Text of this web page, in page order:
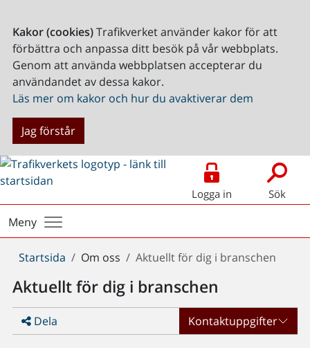
Kakor (cookies)Trafikverket använder kakor för att
förbättra och anpassa ditt besök på vår webbplats.
Genom att använda webbplatsen accepterar du
användandet av dessa kakor.
Läs mer om kakor och hur du avaktiverar dem
Jag förstår
Logga in Sök
Meny
Du
här:
Startsida Om oss Aktuellt för dig i branschen
Aktuellt för dig i branschen
Dela Kontaktuppgifter